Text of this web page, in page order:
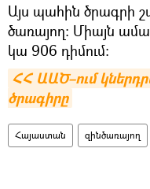
Այս պահին ծրագրի
ծառայող։ Միայն
կա 906 դիմում։
ՀՀ ԱԱԾ–ում
ծրագիրը
Հայաստան զինծառայող